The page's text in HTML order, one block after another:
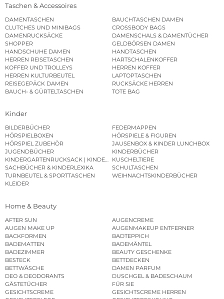
Taschen & Accessoires
DAMENTASCHEN
BAUCHTASCHEN DAMEN
CLUTCHES UND MINIBAGS
CROSSBODY BAGS
DAMENRUCKSÄCKE
DAMENSCHALS & DAMENTÜCHER
SHOPPER
GELDBÖRSEN DAMEN
HANDSCHUHE DAMEN
HANDTASCHEN
HERREN REISETASCHEN
HARTSCHALENKOFFER
KOFFER UND TROLLEYS
HERREN KOFFER
HERREN KULTURBEUTEL
LAPTOPTASCHEN
REISEGEPÄCK DAMEN
RUCKSÄCKE HERREN
BAUCH- & GÜRTELTASCHEN
TOTE BAG
Kinder
BILDERBÜCHER
FEDERMAPPEN
HÖRSPIELBOXEN
HÖRSPIELE & FIGUREN
HÖRSPIEL ZUBEHÖR
JAUSENBOX & KINDER LUNCHBOX
JUGENDBÜCHER
KINDERBÜCHER
KINDERGARTENRUCKSACK | KINDERGARTENBEUTEL
KUSCHELTIERE
SACHBÜCHER & KINDERLEXIKA
SCHULTASCHEN
TURNBEUTEL & SPORTTASCHEN
WEIHNACHTSKINDERBÜCHER
KLEIDER
Home & Beauty
AFTER SUN
AUGENCREME
AUGEN MAKE UP
AUGENMAKEUP ENTFERNER
BACKFORMEN
BADTEPPICH
BADEMATTEN
BADEMÄNTEL
BADEZIMMER
BEAUTY GESCHENKE
BESTECK
BETTDECKEN
BETTWÄSCHE
DAMEN PARFUM
DEO & DEODORANTS
DUSCHGEL & BADESCHAUM
GÄSTETÜCHER
FÜR SIE
GESICHTSCREME
GESICHTSCREME HERREN